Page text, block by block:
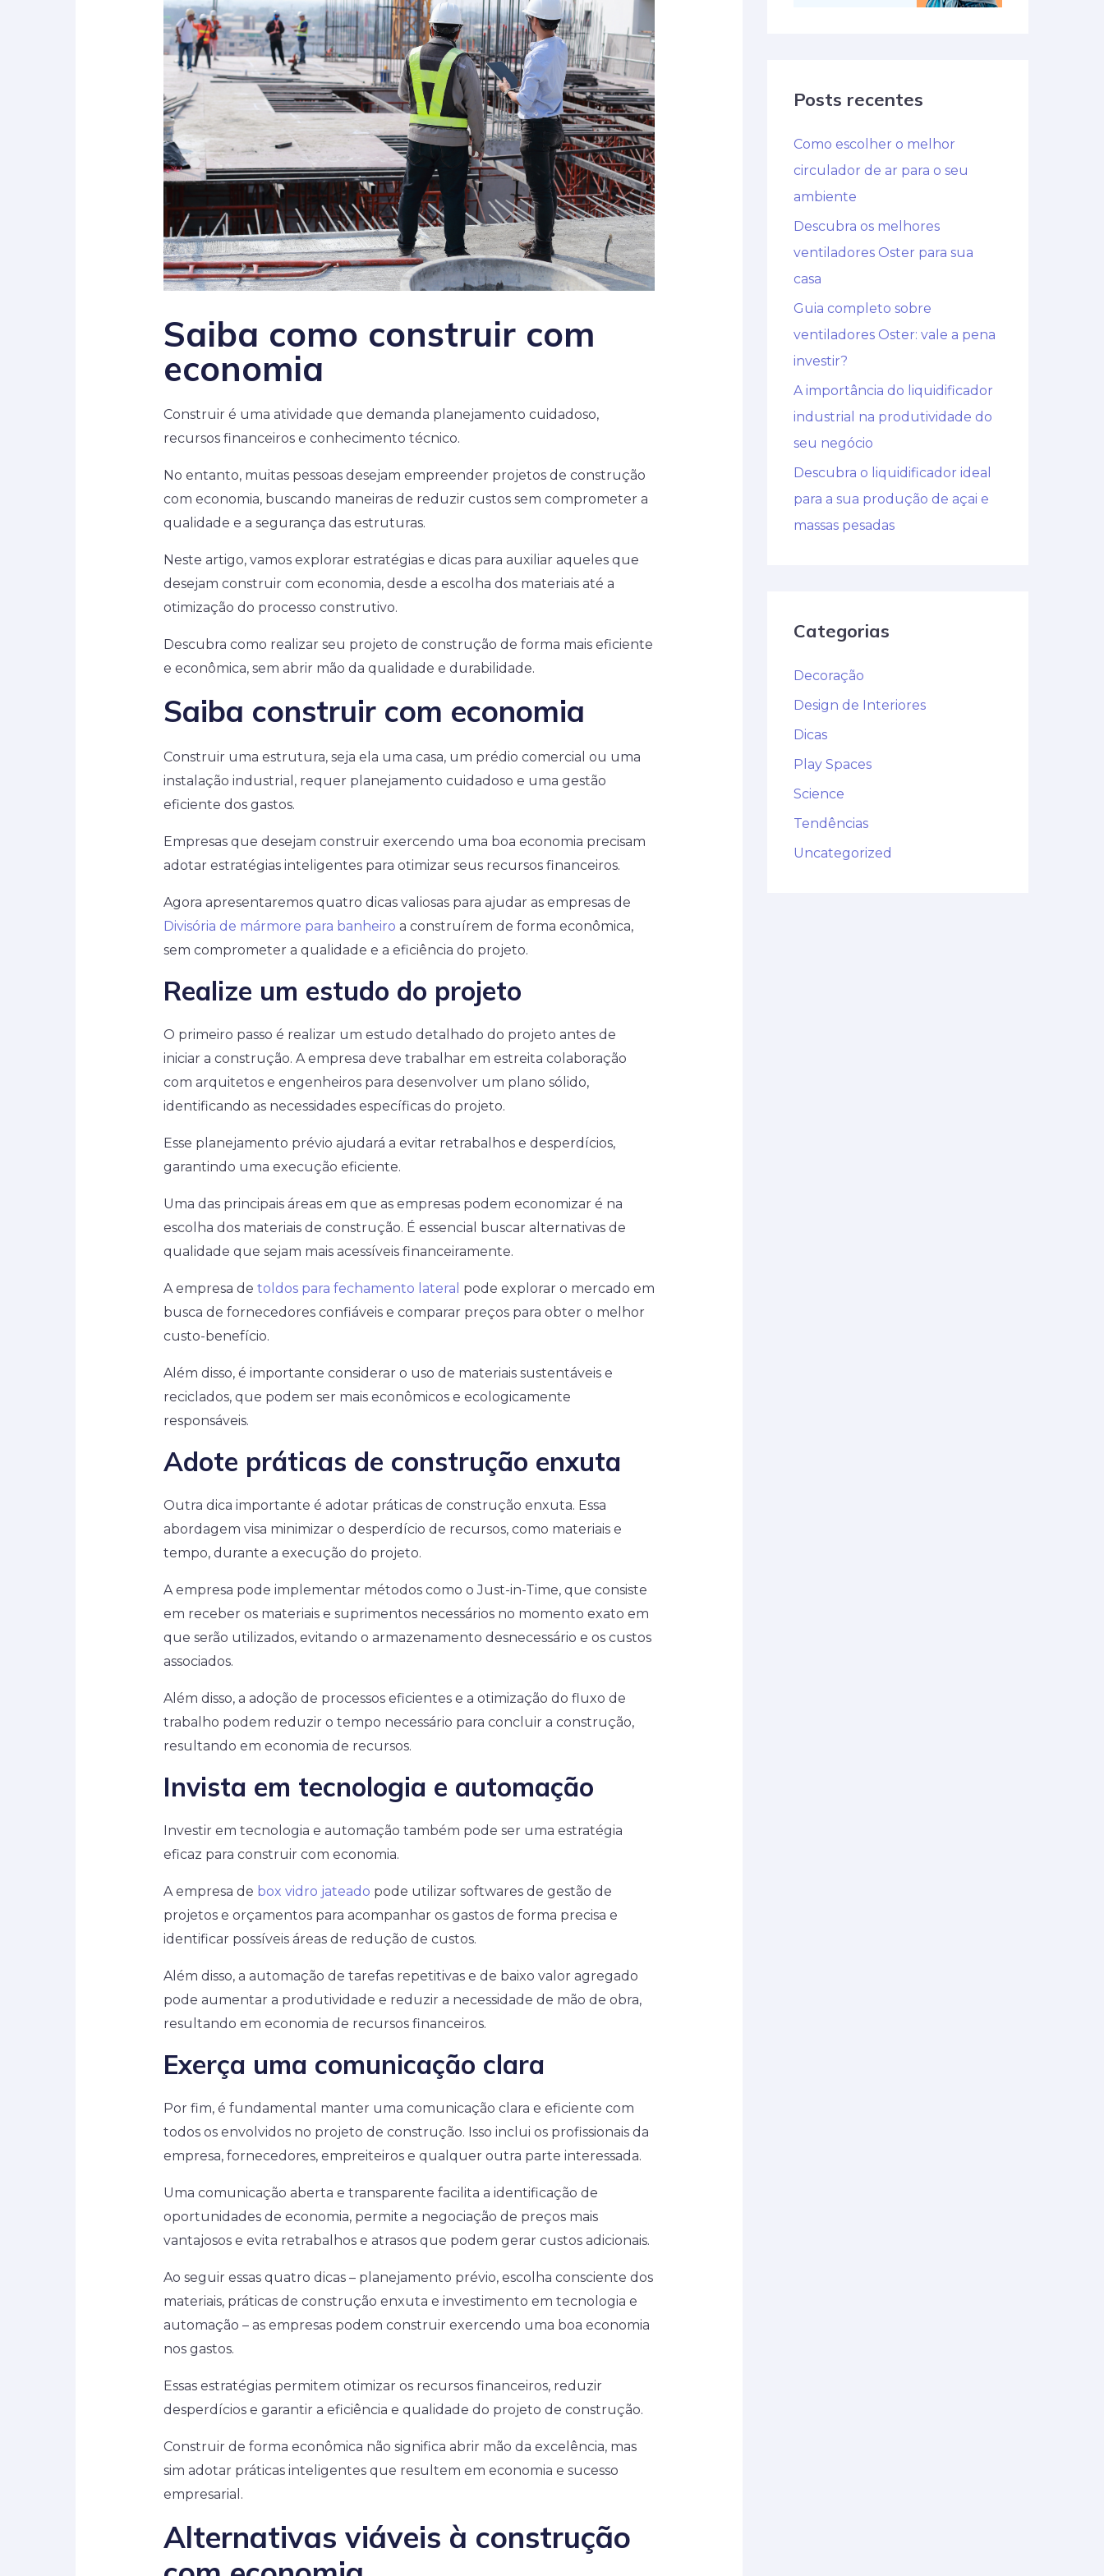
Saiba como construir com
economia
Construir é uma atividade que demanda planejamento cuidadoso,
recursos financeiros e conhecimento técnico.
No entanto, muitas pessoas desejam empreender projetos de construção
com economia, buscando maneiras de reduzir custos sem comprometer a
qualidade e a segurança das estruturas.
Neste artigo, vamos explorar estratégias e dicas para auxiliar aqueles que
desejam construir com economia, desde a escolha dos materiais até a
otimização do processo construtivo.
Descubra como realizar seu projeto de construção de forma mais eficiente
e econômica, sem abrir mão da qualidade e durabilidade.
Saiba construir com economia
Construir uma estrutura, seja ela uma casa, um prédio comercial ou uma
instalação industrial, requer planejamento cuidadoso e uma gestão
eficiente dos gastos.
Empresas que desejam construir exercendo uma boa economia precisam
adotar estratégias inteligentes para otimizar seus recursos financeiros.
Agora apresentaremos quatro dicas valiosas para ajudar as empresas de
Divisória de mármore para banheiro a construírem de forma econômica,
sem comprometer a qualidade e a eficiência do projeto.
Realize um estudo do projeto
O primeiro passo é realizar um estudo detalhado do projeto antes de
iniciar a construção. A empresa deve trabalhar em estreita colaboração
com arquitetos e engenheiros para desenvolver um plano sólido,
identificando as necessidades específicas do projeto.
Esse planejamento prévio ajudará a evitar retrabalhos e desperdícios,
garantindo uma execução eficiente.
Uma das principais áreas em que as empresas podem economizar é na
escolha dos materiais de construção. É essencial buscar alternativas de
qualidade que sejam mais acessíveis financeiramente.
A empresa de toldos para fechamento lateral pode explorar o mercado em
busca de fornecedores confiáveis e comparar preços para obter o melhor
custo-benefício.
Além disso, é importante considerar o uso de materiais sustentáveis e
reciclados, que podem ser mais econômicos e ecologicamente
responsáveis.
Adote práticas de construção enxuta
Outra dica importante é adotar práticas de construção enxuta. Essa
abordagem visa minimizar o desperdício de recursos, como materiais e
tempo, durante a execução do projeto.
A empresa pode implementar métodos como o Just-in-Time, que consiste
em receber os materiais e suprimentos necessários no momento exato em
que serão utilizados, evitando o armazenamento desnecessário e os custos
associados.
Além disso, a adoção de processos eficientes e a otimização do fluxo de
trabalho podem reduzir o tempo necessário para concluir a construção,
resultando em economia de recursos.
Invista em tecnologia e automação
Investir em tecnologia e automação também pode ser uma estratégia
eficaz para construir com economia.
A empresa de box vidro jateado pode utilizar softwares de gestão de
projetos e orçamentos para acompanhar os gastos de forma precisa e
identificar possíveis áreas de redução de custos.
Além disso, a automação de tarefas repetitivas e de baixo valor agregado
pode aumentar a produtividade e reduzir a necessidade de mão de obra,
resultando em economia de recursos financeiros.
Exerça uma comunicação clara
Por fim, é fundamental manter uma comunicação clara e eficiente com
todos os envolvidos no projeto de construção. Isso inclui os profissionais da
empresa, fornecedores, empreiteiros e qualquer outra parte interessada.
Uma comunicação aberta e transparente facilita a identificação de
oportunidades de economia, permite a negociação de preços mais
vantajosos e evita retrabalhos e atrasos que podem gerar custos adicionais.
Ao seguir essas quatro dicas – planejamento prévio, escolha consciente dos
materiais, práticas de construção enxuta e investimento em tecnologia e
automação – as empresas podem construir exercendo uma boa economia
nos gastos.
Essas estratégias permitem otimizar os recursos financeiros, reduzir
desperdícios e garantir a eficiência e qualidade do projeto de construção.
Construir de forma econômica não significa abrir mão da excelência, mas
sim adotar práticas inteligentes que resultem em economia e sucesso
empresarial.
Alternativas viáveis à construção
Posts recentes
Como escolher o melhor
circulador de ar para o seu
ambiente
Descubra os melhores
ventiladores Oster para sua
casa
Guia completo sobre
ventiladores Oster: vale a pena
investir?
A importância do liquidificador
industrial na produtividade do
seu negócio
Descubra o liquidificador ideal
para a sua produção de açai e
massas pesadas
Categorias
Decoração
Design de Interiores
Dicas
Play Spaces
Science
Tendências
Uncategorized